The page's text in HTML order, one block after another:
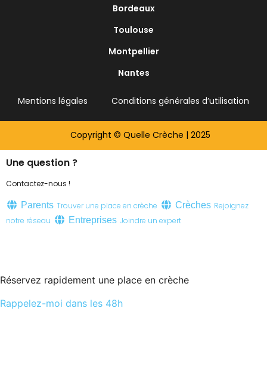
Bordeaux
Toulouse
Montpellier
Nantes
Mentions légales Conditions générales d’utilisation
Copyright © Quelle Crèche | 2025
Une question ?
Contactez-nous !
Parents Trouver une place en crèche Crèches Rejoignez
notre réseau
Entreprises Joindre un expert
Réservez rapidement une place en crèche
Rappelez-moi dans les 48h